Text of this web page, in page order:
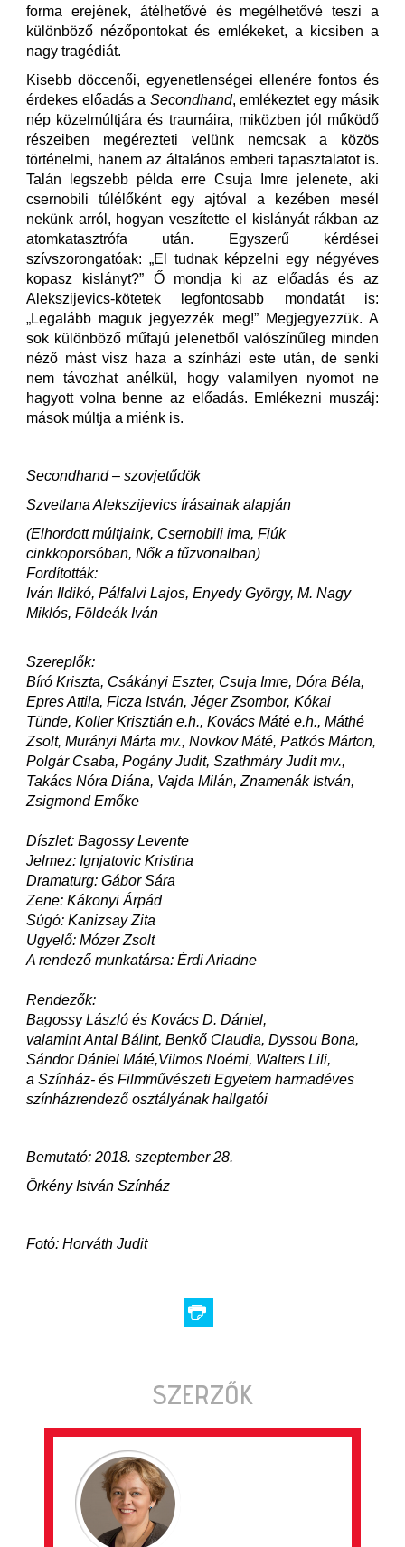
forma erejének, átélhetővé és megélhetővé teszi a
különböző nézőpontokat és emlékeket, a kicsiben a
nagy tragédiát.
Kisebb döccenői, egyenetlenségei ellenére fontos és
érdekes előadás a Secondhand, emlékeztet egy másik
nép közelmúltjára és traumáira, miközben jól működő
részeiben megérezteti velünk nemcsak a közös
történelmi, hanem az általános emberi tapasztalatot is.
Talán legszebb példa erre Csuja Imre jelenete, aki
csernobili túlélőként egy ajtóval a kezében mesél
nekünk arról, hogyan veszítette el kislányát rákban az
atomkatasztrófa után. Egyszerű kérdései
szívszorongatóak: „El tudnak képzelni egy négyéves
kopasz kislányt?” Ő mondja ki az előadás és az
Alekszijevics-kötetek legfontosabb mondatát is:
„Legalább maguk jegyezzék meg!” Megjegyezzük. A
sok különböző műfajú jelenetből valószínűleg minden
néző mást visz haza a színházi este után, de senki
nem távozhat anélkül, hogy valamilyen nyomot ne
hagyott volna benne az előadás. Emlékezni muszáj:
mások múltja a miénk is.
Secondhand – szovjetűdök
Szvetlana Alekszijevics írásainak alapján
(Elhordott múltjaink, Csernobili ima, Fiúk
cinkkoporsóban, Nők a tűzvonalban)
Fordították:
Iván Ildikó, Pálfalvi Lajos, Enyedy György, M. Nagy
Miklós, Földeák Iván
Szereplők:
Bíró Kriszta, Csákányi Eszter, Csuja Imre, Dóra Béla,
Epres Attila, Ficza István, Jéger Zsombor, Kókai
Tünde, Koller Krisztián e.h., Kovács Máté e.h., Máthé
Zsolt, Murányi Márta mv., Novkov Máté, Patkós Márton,
Polgár Csaba, Pogány Judit, Szathmáry Judit mv.,
Takács Nóra Diána, Vajda Milán, Znamenák István,
Zsigmond Emőke
Díszlet: Bagossy Levente
Jelmez: Ignjatovic Kristina
Dramaturg: Gábor Sára
Zene: Kákonyi Árpád
Súgó: Kanizsay Zita
Ügyelő: Mózer Zsolt
A rendező munkatársa: Érdi Ariadne
Rendezők:
Bagossy László és Kovács D. Dániel,
valamint Antal Bálint, Benkő Claudia, Dyssou Bona,
Sándor Dániel Máté,Vilmos Noémi, Walters Lili,
a Színház- és Filmművészeti Egyetem harmadéves
színházrendező osztályának hallgatói
Bemutató: 2018. szeptember 28.
Örkény István Színház
Fotó: Horváth Judit
SZERZŐK